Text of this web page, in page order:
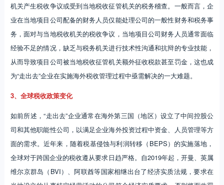
机关产生税收争议或受到当地税收征管机关的税务稽查。一般而言，企
业在当地项目公司配备的财务人员仅能处理公司的一般性财务和税务事
务，面对与当地税收机关的税收争议，当地项目公司财务人员通常面临
经验不足的情况，缺乏与税务机关进行技术性沟通和抗辩的专业技能，
从而导致项目公司被当地税收征管机关额外征收税款甚至罚金，这也成
为“走出去”企业在实施海外税收管理过程中亟需解决的一大难题。
3、全球税收政策变化
如前所述，“走出去”企业通常在海外第三国（地区）设立了中间控股公
司和其他职能性公司，以满足企业海外投资过程中资金、人员管理等方
面的需求。近年来，随着税基侵蚀与利润转移（BEPS）的实施落地，
全球对于跨国企业的税收遵从要求日趋严格。自2019年起，开曼、英属
维尔京群岛（BVI）、阿联酋等国家相继出台了经济实质法规，要求在